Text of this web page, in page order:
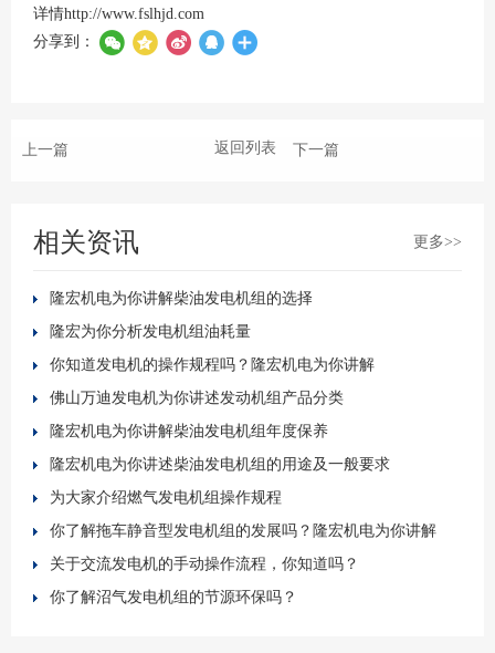
详情http://www.fslhjd.com
分享到：
上一篇 下一篇
返回列表
相关资讯 更多>>
隆宏机电为你讲解柴油发电机组的选择
隆宏为你分析发电机组油耗量
你知道发电机的操作规程吗？隆宏机电为你讲解
佛山万迪发电机为你讲述发动机组产品分类
隆宏机电为你讲解柴油发电机组年度保养
隆宏机电为你讲述柴油发电机组的用途及一般要求
为大家介绍燃气发电机组操作规程
你了解拖车静音型发电机组的发展吗？隆宏机电为你讲解
关于交流发电机的手动操作流程，你知道吗？
你了解沼气发电机组的节源环保吗？